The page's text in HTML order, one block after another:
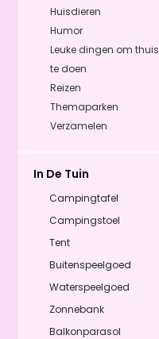
Huisdieren
Humor
Leuke dingen om thuis
te doen
Reizen
Themaparken
Verzamelen
In De Tuin
Campingtafel
Campingstoel
Tent
Buitenspeelgoed
Waterspeelgoed
Zonnebank
Balkonparasol